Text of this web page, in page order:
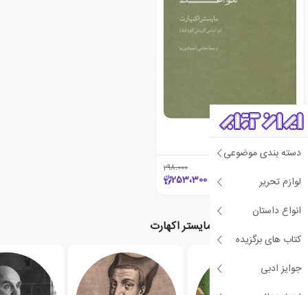
دسته بندی موضوعی
لوازم تحریر
انواع داستان
کتاب های برگزیده
جوایز ادبی
مواعظ
مایستر اکهارت
298،000
253،300
نویسندگان مرتبط با مایستر اکهارت